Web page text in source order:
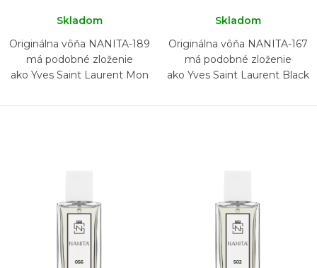
Skladom
Originálna vôňa NANITA-189
má podobné zloženie
ako Yves Saint Laurent Mon
Skladom
Originálna vôňa NANITA-167
má podobné zloženie
ako Yves Saint Laurent Black